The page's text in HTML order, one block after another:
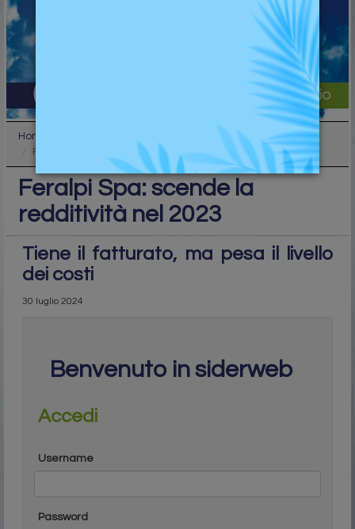
Home
Feralpi Spa: scende la redditività nel 2023
Feralpi Spa: scende la
redditività nel 2023
Tiene il fatturato, ma pesa il livello
dei costi
30 luglio 2024
Benvenuto in siderweb
Accedi
Username
Password